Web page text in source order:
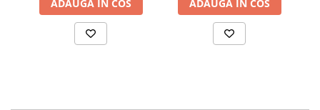
ADAUGA IN COS ADAUGA IN COS